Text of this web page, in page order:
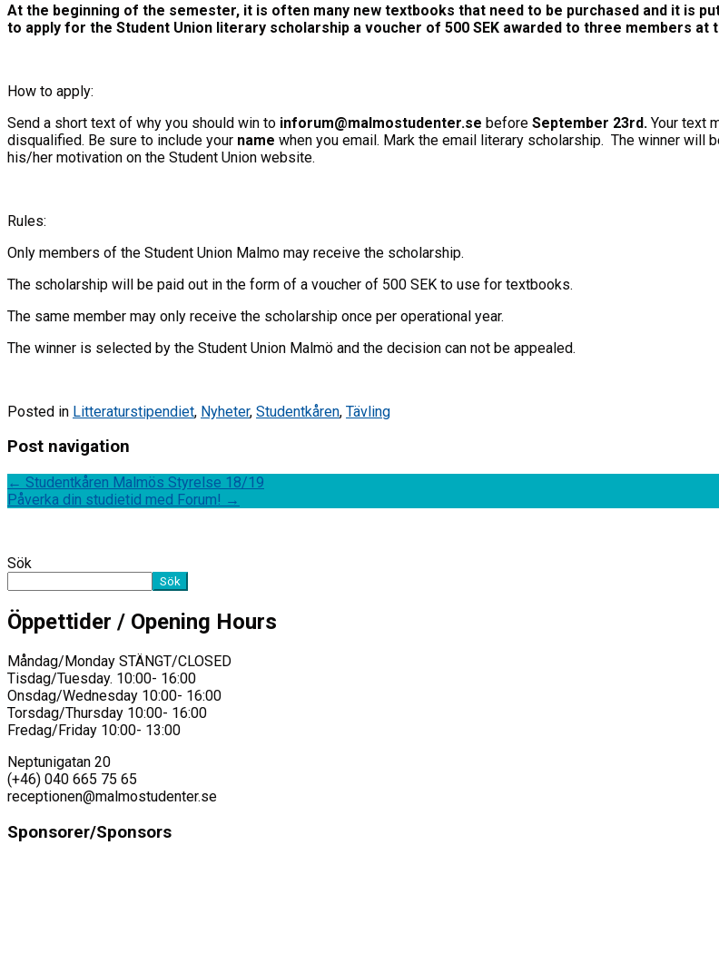
At the beginning of the semester, it is often many new textbooks that need to be purchased and it is
to apply for the Student Union literary scholarship a voucher of 500 SEK awarded to three members
How to apply:
Send a short text of why you should win to inforum@malmostudenter.se before September 23rd. Your text
disqualified. Be sure to include your name when you email. Mark the email literary scholarship. The winner will
his/her motivation on the Student Union website.
Rules:
Only members of the Student Union Malmo may receive the scholarship.
The scholarship will be paid out in the form of a voucher of 500 SEK to use for textbooks.
The same member may only receive the scholarship once per operational year.
The winner is selected by the Student Union Malmö and the decision can not be appealed.
Posted in Litteraturstipendiet, Nyheter, Studentkåren, Tävling
Post navigation
← Studentkåren Malmös Styrelse 18/19
Påverka din studietid med Forum! →
Sök
Sök
Öppettider / Opening Hours
Måndag/Monday STÄNGT/CLOSED
Tisdag/Tuesday. 10:00- 16:00
Onsdag/Wednesday 10:00- 16:00
Torsdag/Thursday 10:00- 16:00
Fredag/Friday 10:00- 13:00
Neptunigatan 20
(+46) 040 665 75 65
receptionen@malmostudenter.se
Sponsorer/Sponsors